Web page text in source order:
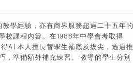
學經驗，亦有商界服務超過二十五年的
校課程內容。在1988年中學會考取得
A) 本人擅長替學生補底及拔尖，透過推
，準備額外補充練習。 教導的學生分別